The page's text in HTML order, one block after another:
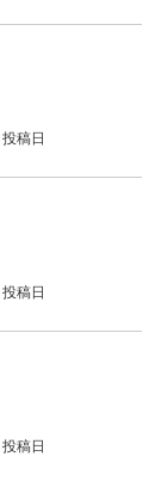
投稿日
投稿日
投稿日